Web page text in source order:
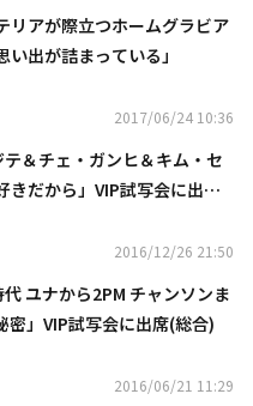
リアが際立つホームグラビア
出が詰まっている」
2017/06/24 10:36
テ＆チェ・ガンヒ＆キム・セ
きだから」VIP試写会に出席
2016/12/26 21:50
代 ユナから2PM チャンソンま
密」VIP試写会に出席(総合)
2016/06/21 11:29